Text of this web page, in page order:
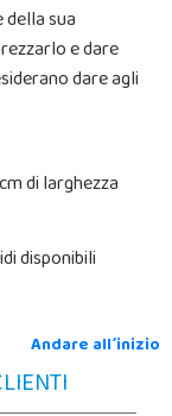
sua
e dare
dare agli
di larghezza
disponibili
Andare all´inizio